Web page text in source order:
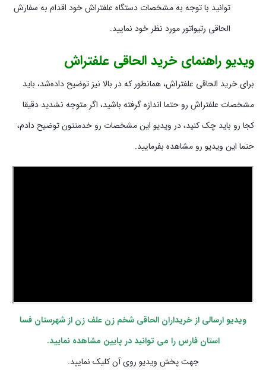
توانید با توجه به مشخصات دستگاه علفتراش خود اقدام به سفارش
الحاقی رتیواتور مورد نظر خود نمایید.
ویدیو راهنمای خرید الحاقی علفتراش
برای خرید الحاقی علفتراش، همانطور که در بالا نیز توضیح داده‌شد، باید
مشخصات علفتراش رو حتما اندازه گرفته باشید، اگر متوجه نشدید دقیقا
کجا رو باید چک کنید، در ویدیو این مشخصات رو خدمتتون توضیح دادم،
حتما این ویدیو رو مشاهده بفرمایید.
ویدیو ارسالی از خریداران الحاقی شخم زن علف زن از شهرستان فسا
استان فارس را می توانید در پایین مشاهده نمایید.
جهت پخش ویدیو روی آن کلیک نمایید.